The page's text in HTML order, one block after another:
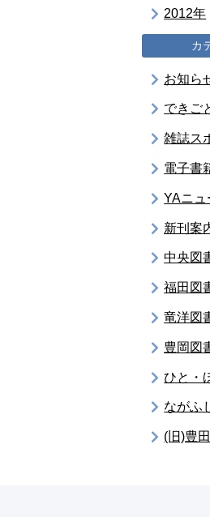
2012年
カ
お知ら
できご
雑誌ス
電子書
YAニュ
新刊案
中央図
福田図
竜洋図
豊岡図
ひと・
ながふ
(旧)豊